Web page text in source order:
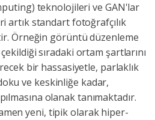
teknolojileri ve GAN'lar
artık standart fotoğrafçılık
Örneğin görüntü düzenleme
sıradaki ortam şartlarını
bir hassasiyetle, parlaklık
ve keskinliğe kadar,
olanak tanımaktadır.
yeni, tipik olarak hiper-